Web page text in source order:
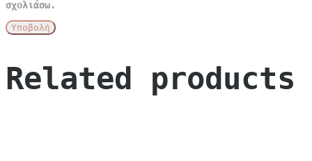
σχολιάσω.
Related products